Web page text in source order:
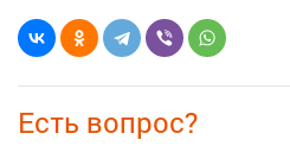
Есть вопрос?